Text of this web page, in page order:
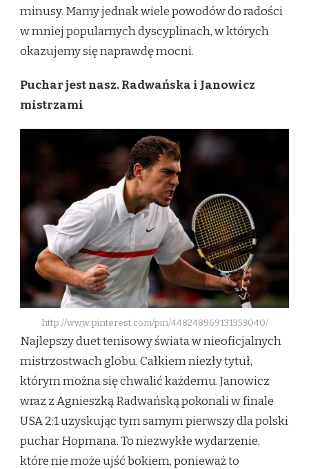
minusy. Mamy jednak wiele powodów do radości
w mniej popularnych dyscyplinach, w których
okazujemy się naprawdę mocni.
Puchar jest nasz. Radwańska i Janowicz
mistrzami
http://www.pinterest.com/pin/448248969131353040/
Najlepszy duet tenisowy świata w nieoficjalnych
mistrzostwach globu. Całkiem niezły tytuł,
którym można się chwalić każdemu. Janowicz
wraz z Agnieszką Radwańską pokonali w finale
USA 2:1 uzyskując tym samym pierwszy dla polski
puchar Hopmana. To niezwykłe wydarzenie,
które nie może ujść bokiem, ponieważ to